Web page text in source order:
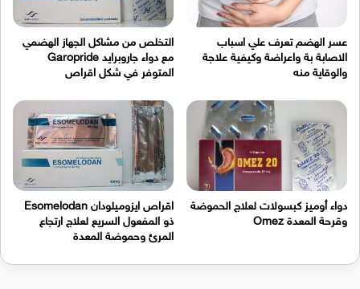
عسر الهضم تعرف علي اسباب
الاصابة بة واعراضة وكيفية علاجة
والوقاية منه
التخلص من مشاكل الجهاز الهضمي
مع دواء جاروبرايد Garopride
المتوفر في شكل اقراص
دواء أوميز كبسولات لعلاج الحموضة
وقرحة المعدة Omez
اقراص ايزوميلودان Esomelodan
ذو المفعول السريع لعلاج ارتجاع
المرئ وحموضة المعدة